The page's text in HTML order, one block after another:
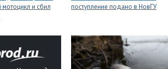
и сбил
поступление подано в НовГУ